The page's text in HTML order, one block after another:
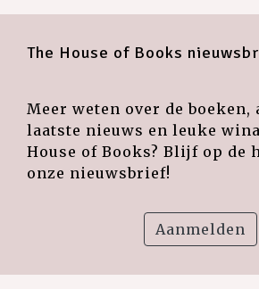
The House of Books
Meer weten over de boeken,
laatste nieuws en leuke
House of Books? Blijf op de
onze nieuwsbrief!
Aanmelden